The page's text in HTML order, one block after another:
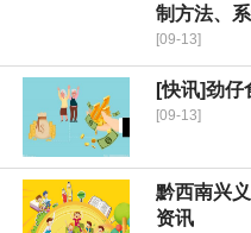
制方法、
[09-13]
[快讯]劲仔
[09-13]
黔西南兴
资讯